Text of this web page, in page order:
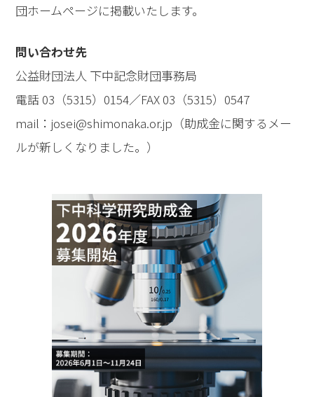
団ホームページに掲載いたします。
問い合わせ先
公益財団法人 下中記念財団事務局
電話 03（5315）0154／FAX 03（5315）0547
mail：josei@shimonaka.or.jp（助成金に関するメー
ルが新しくなりました。）